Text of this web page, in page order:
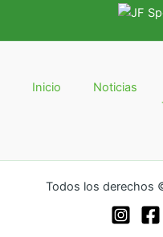
Inicio Noticias
Todos los derechos